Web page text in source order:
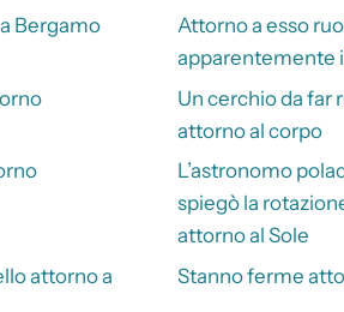
Bergamo
Attorno a esso
apparentemente
Un cerchio da far
attorno al corpo
L’astronomo
spiegò la
attorno al Sole
attorno a
Stanno ferme